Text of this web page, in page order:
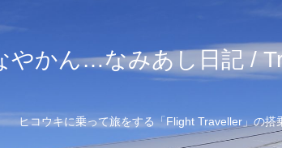
やかん…なみあし日記 /
ヒコウキに乗って旅をする「Flight Traveller」の搭